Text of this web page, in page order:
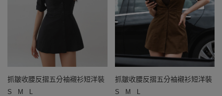
抓皺收腰反摺五分袖襯衫短洋裝
S M L
抓皺收腰反摺五分袖襯衫短洋裝
S M L